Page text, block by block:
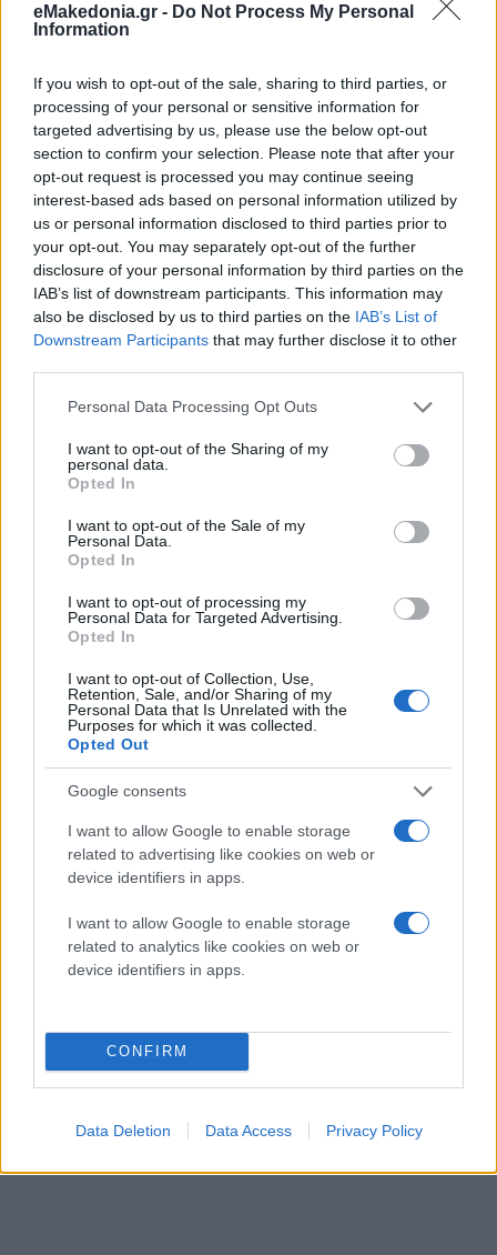
eMakedonia.gr - Do Not Process My Personal
Information
If you wish to opt-out of the sale, sharing to third parties, or
processing of your personal or sensitive information for
targeted advertising by us, please use the below opt-out
section to confirm your selection. Please note that after your
opt-out request is processed you may continue seeing
interest-based ads based on personal information utilized by
us or personal information disclosed to third parties prior to
your opt-out. You may separately opt-out of the further
disclosure of your personal information by third parties on the
IAB’s list of downstream participants. This information may
also be disclosed by us to third parties on the IAB’s List of
Downstream Participants that may further disclose it to other
Please note that this website/app uses one or more Google
not limited to your visit or usage behaviour. You may click to
grant or deny consent to Google and its third-party tags to
use your data for below specified purposes in below Google
consent section.
Personal Data Processing Opt Outs
I want to opt-out of the Sharing of my
personal data.
Opted In
I want to opt-out of the Sale of my
Personal Data.
Opted In
I want to opt-out of processing my
Personal Data for Targeted Advertising.
Opted In
I want to opt-out of Collection, Use,
Retention, Sale, and/or Sharing of my
Personal Data that Is Unrelated with the
Purposes for which it was collected.
Opted Out
Google consents
I want to allow Google to enable storage
related to advertising like cookies on web or
device identifiers in apps.
I want to allow Google to enable storage
related to analytics like cookies on web or
device identifiers in apps.
CONFIRM
Data Deletion Data Access Privacy Policy
Κάνε κλικ και δες περισσότερο emakedonia.grστην
αναζήτηση τηςGoogle
Πρόσθεσέ το στηνGoogle
ΘΕΣΣΑΛΟΝΙΚΗ